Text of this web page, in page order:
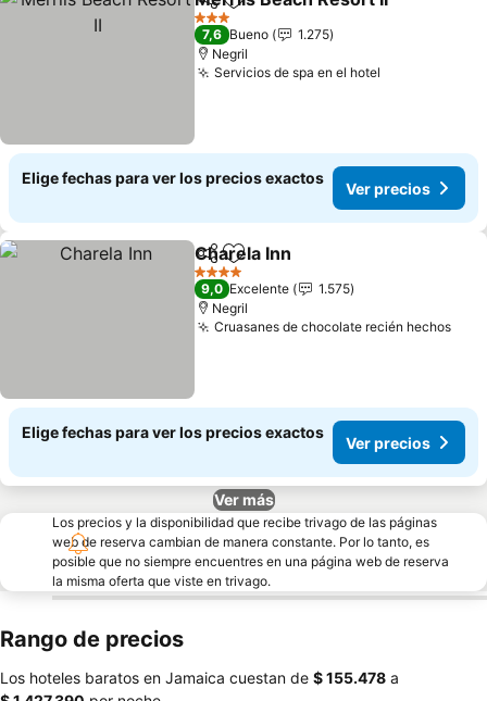
CompartirAgregar a favoritos
3 Estrellas
7,6 Bueno
1.275
Negril
Servicios de spa en el hotel
Elige fechas para ver los precios exactos
Ver precios
CompartirAgregar a favoritos
Charela Inn
4 Estrellas
9,0 Excelente
1.575
Negril
Cruasanes de chocolate recién hechosVer
Elige fechas para ver los precios exactos
Ver precios
Ver más
Los precios y la disponibilidad que recibe trivago de las páginas
web de reserva cambian de manera constante. Por lo tanto, es
posible que no siempre encuentres en una página web de reserva
la misma oferta que viste en trivago.
Rango de precios
Los hoteles baratos en Jamaica cuestan de ‎$ 155.478 a